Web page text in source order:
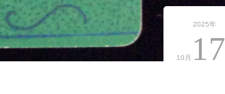
2025年
10月 17